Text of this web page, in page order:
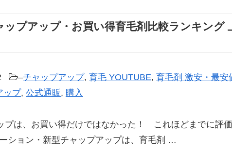
ップアップ・お買い得育毛剤比較ランキング
–チャップアップ, 育毛 YOUTUBE, 育毛剤 激安・最安
ップ, 公式通販, 購入
プは、お買い得だけではなかった！ これほどまでに評
ション・新型チャップアップは、育毛剤 …